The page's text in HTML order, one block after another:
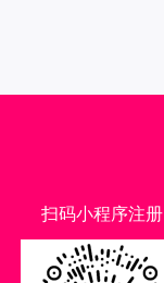
扫码小程序注册